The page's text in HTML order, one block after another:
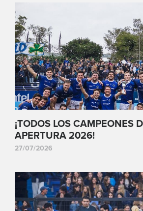
¡TODOS LOS CAMPEONES
APERTURA 2026!
27/07/2026